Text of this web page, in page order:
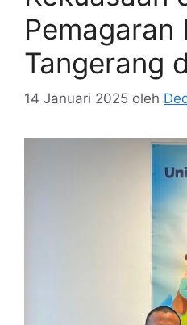
Pemagaran
Tangerang
14 Januari 2025 oleh